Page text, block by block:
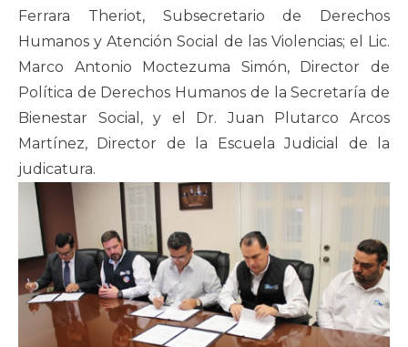
Ferrara Theriot, Subsecretario de Derechos
Humanos y Atención Social de las Violencias; el Lic.
Marco Antonio Moctezuma Simón, Director de
Política de Derechos Humanos de la Secretaría de
Bienestar Social, y el Dr. Juan Plutarco Arcos
Martínez, Director de la Escuela Judicial de la
judicatura.